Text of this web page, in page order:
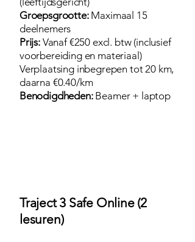
Groepsgrootte:Maximaal 15
deelnemers
Prijs: Vanaf €250 excl. btw (inclusief
voorbereiding en materiaal)
Verplaatsing inbegrepen tot 20 km,
daarna €0.40/km
Benodigdheden:Beamer + laptop
Traject 3 Safe Online (2
lesuren)